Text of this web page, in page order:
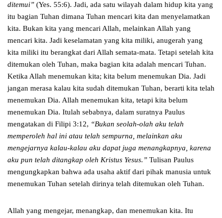
ditemui” (Yes. 55:6). Jadi, ada satu wilayah dalam hidup kita yang
itu bagian Tuhan dimana Tuhan mencari kita dan menyelamatkan
kita. Bukan kita yang mencari Allah, melainkan Allah yang
mencari kita. Jadi keselamatan yang kita miliki, anugerah yang
kita miliki itu berangkat dari Allah semata-mata. Tetapi setelah kita
ditemukan oleh Tuhan, maka bagian kita adalah mencari Tuhan.
Ketika Allah menemukan kita; kita belum menemukan Dia. Jadi
jangan merasa kalau kita sudah ditemukan Tuhan, berarti kita telah
menemukan Dia. Allah menemukan kita, tetapi kita belum
menemukan Dia. Itulah sebabnya, dalam suratnya Paulus
mengatakan di Filipi 3:12, “Bukan seolah-olah aku telah
memperoleh hal ini atau telah sempurna, melainkan aku
mengejarnya kalau-kalau aku dapat juga menangkapnya, karena
aku pun telah ditangkap oleh Kristus Yesus.” Tulisan Paulus
mengungkapkan bahwa ada usaha aktif dari pihak manusia untuk
menemukan Tuhan setelah dirinya telah ditemukan oleh Tuhan.
Allah yang mengejar, menangkap, dan menemukan kita. Itu